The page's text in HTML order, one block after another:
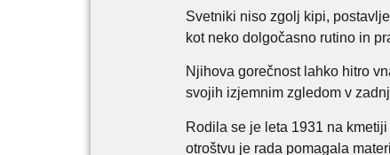
Svetniki niso zgolj kipi,
kot neko dolgočasno rutino in
Njihova gorečnost lahko hitro
svojih izjemnim zgledom v
Rodila se je leta 1931 na
otroštvu je rada pomagala